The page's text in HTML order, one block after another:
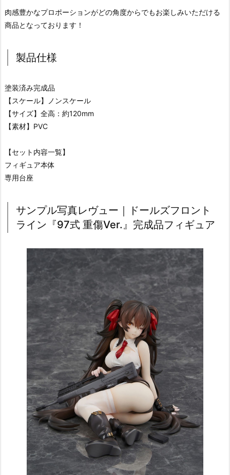
肉感豊かなプロポーションがどの角度からでもお楽しみいただける
商品となっております！
製品仕様
塗装済み完成品
【スケール】ノンスケール
【サイズ】全高：約120mm
【素材】PVC
【セット内容一覧】
フィギュア本体
専用台座
サンプル写真レヴュー｜ドールズフロント
ライン『97式 重傷Ver.』完成品フィギュア